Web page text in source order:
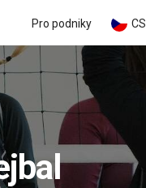
CS
Pro podniky